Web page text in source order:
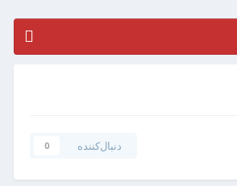
دنبال‌کننده 0